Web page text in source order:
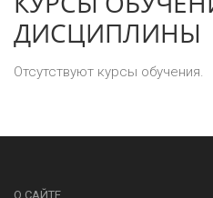
ДИСЦИПЛИНЫ
Отсутствуют курсы обучения.
О САЙТЕ